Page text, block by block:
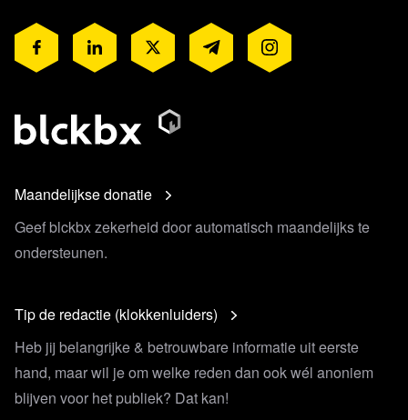
Maandelijkse donatie
Geef blckbx zekerheid door automatisch maandelijks te
ondersteunen.
Tip de redactie (klokkenluiders)
Heb jij belangrijke & betrouwbare informatie uit eerste
hand, maar wil je om welke reden dan ook wél anoniem
blijven voor het publiek? Dat kan!